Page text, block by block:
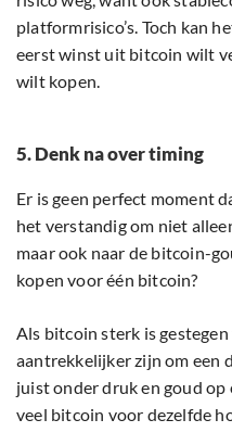
platformrisico’s. Toch kan
eerst winst uit bitcoin wilt
wilt kopen.
5. Denk na over timing
Er is geen perfect moment
het verstandig om niet
maar ook naar de bitcoin-
kopen voor één bitcoin?
Als bitcoin sterk is
aantrekkelijker zijn om een
juist onder druk en goud op
veel bitcoin voor dezelfde